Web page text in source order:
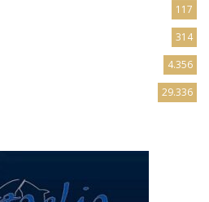
117
314
4.356
29.336